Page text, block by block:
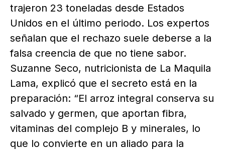
trajeron 23 toneladas desde Estados
Unidos en el último periodo. Los expertos
señalan que el rechazo suele deberse a la
falsa creencia de que no tiene sabor.
Suzanne Seco, nutricionista de La Maquila
Lama, explicó que el secreto está en la
preparación: “El arroz integral conserva su
salvado y germen, que aportan fibra,
vitaminas del complejo B y minerales, lo
que lo convierte en un aliado para la